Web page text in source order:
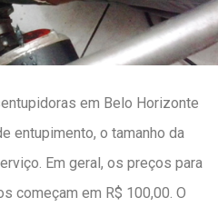
em Belo Horizonte
entupimento, o tamanho da
Em geral, os preços para
começam em R$ 100,00. O